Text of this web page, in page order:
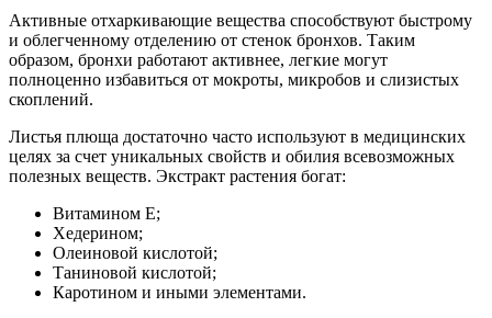
Активные отхаркивающие вещества способствуют быстрому
и облегченному отделению от стенок бронхов. Таким
образом, бронхи работают активнее, легкие могут
полноценно избавиться от мокроты, микробов и слизистых
скоплений.
Листья плюща достаточно часто используют в медицинских
целях за счет уникальных свойств и обилия всевозможных
полезных веществ. Экстракт растения богат:
Витамином Е;
Хедерином;
Олеиновой кислотой;
Таниновой кислотой;
Каротином и иными элементами.